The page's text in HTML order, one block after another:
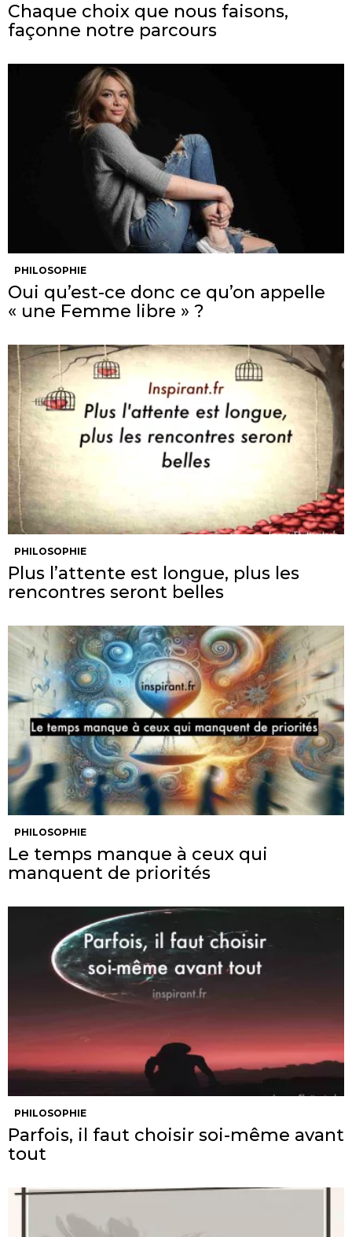
Chaque choix que nous faisons,
façonne notre parcours
PHILOSOPHIE
Oui qu’est-ce donc ce qu’on appelle
« une Femme libre » ?
PHILOSOPHIE
Plus l’attente est longue, plus les
rencontres seront belles
PHILOSOPHIE
Le temps manque à ceux qui
manquent de priorités
PHILOSOPHIE
Parfois, il faut choisir soi-même avant
tout